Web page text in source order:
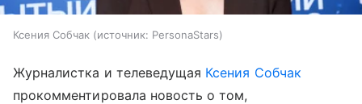
Ксения Собчак источник: PersonaStars
Журналистка и телеведущая Ксения Собчак
прокомментировала новость о том,